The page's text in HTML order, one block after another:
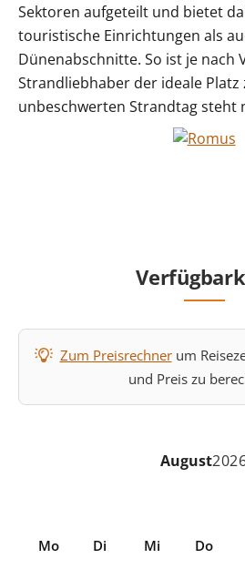
Sektoren aufgeteilt und bietet
touristische Einrichtungen als
Dünenabschnitte. So ist je nach
Strandliebhaber der ideale
unbeschwerten Strandtag steht
Zum Preisrechnerum
und Preis zu
August
Mo Di Mi Do